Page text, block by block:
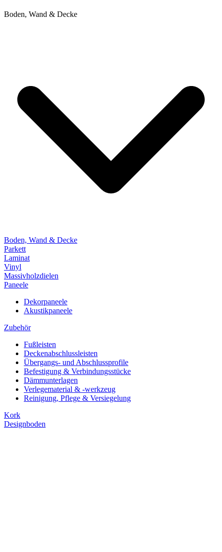
Boden, Wand & Decke
Boden, Wand & Decke
Parkett
Laminat
Vinyl
Massivholzdielen
Paneele
Dekorpaneele
Akustikpaneele
Zubehör
Fußleisten
Deckenabschlussleisten
Übergangs- und Abschlussprofile
Befestigung & Verbindungsstücke
Dämmunterlagen
Verlegematerial & -werkzeug
Reinigung, Pflege & Versiegelung
Kork
Designboden